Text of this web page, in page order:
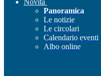
Novità
Panoramica
Le notizie
Le circolari
Calendario eventi
Albo online